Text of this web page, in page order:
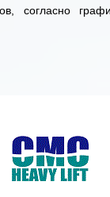
согласно